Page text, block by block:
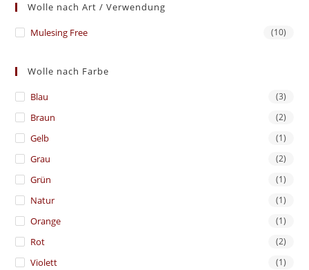
Wolle nach Art / Verwendung
Mulesing Free (10)
Wolle nach Farbe
Blau (3)
Braun (2)
Gelb (1)
Grau (2)
Grün (1)
Natur (1)
Orange (1)
Rot (2)
Violett (1)